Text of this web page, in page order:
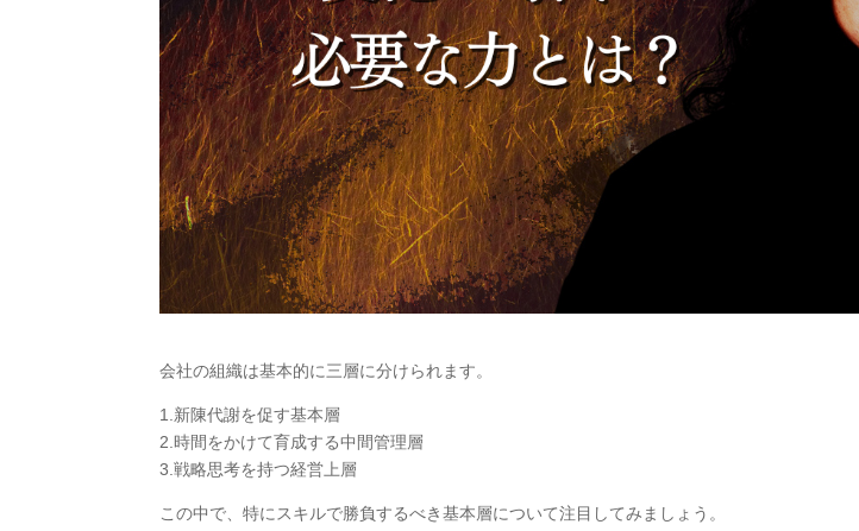
会社の組織は基本的に三層に分けられます。
1.新陳代謝を促す基本層
2.時間をかけて育成する中間管理層
3.戦略思考を持つ経営上層
この中で、特にスキルで勝負するべき基本層について注目してみましょう。